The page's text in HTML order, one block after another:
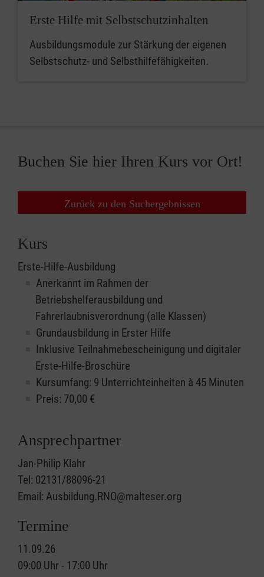
Erste Hilfe mit Selbstschutzinhalten
Ausbildungsmodule zur Stärkung der eigenen
Selbstschutz- und Selbsthilfefähigkeiten.
Buchen Sie hier Ihren Kurs vor Ort!
Zurück zu den Suchergebnissen
Kurs
Erste-Hilfe-Ausbildung
Anerkannt im Rahmen der
Betriebshelferausbildung und
Fahrerlaubnisverordnung (alle Klassen)
Grundausbildung in Erster Hilfe
Inklusive Teilnahmebescheinigung und digitaler
Erste-Hilfe-Broschüre
Kursumfang: 9 Unterrichteinheiten à 45 Minuten
Preis: 70,00 €
Ansprechpartner
Jan-Philip Klahr
Tel: 02131/88096-21
Email: Ausbildung.RNO@malteser.org
Termine
11.09.26
09:00 Uhr - 17:00 Uhr